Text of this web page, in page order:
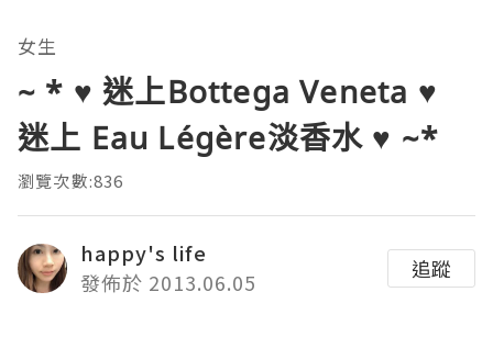
女生
~ * ♥ 迷上Bottega Veneta ♥
迷上 Eau Légère淡香水 ♥ ~*
瀏覽次數:836
happy's life
發佈於 2013.06.05
追蹤